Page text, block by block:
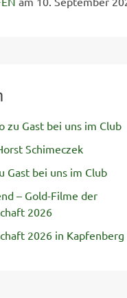
zu Gast bei uns im Club
Schimeczek
Gast bei uns im Club
– Gold-Filme der
2026
2026 in Kapfenberg